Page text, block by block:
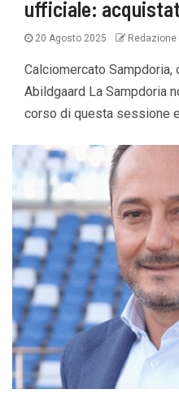
ufficiale:
20 Agosto 2025
Calciomercato Sampdoria,
Abildgaard La Sampdoria
corso di questa sessione